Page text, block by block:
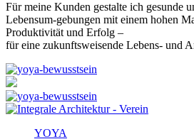
Für meine Kunden gestalte ich gesunde
Lebensum-gebungen mit einem hohen
Produktivität und Erfolg –
für eine zukunftsweisende Lebens- und
YOYA